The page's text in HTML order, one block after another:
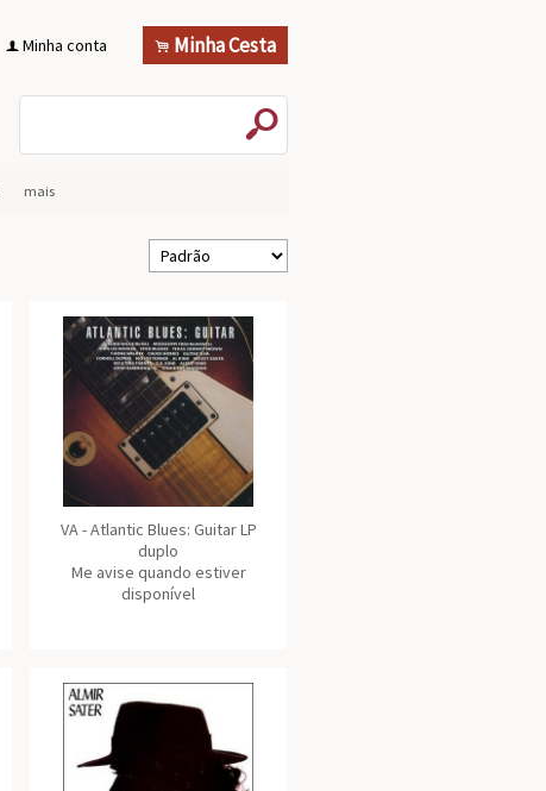
f Minha conta . Minha Cesta
s
mais
VA - Atlantic Blues: Guitar LP
duplo
Me avise quando estiver
disponível